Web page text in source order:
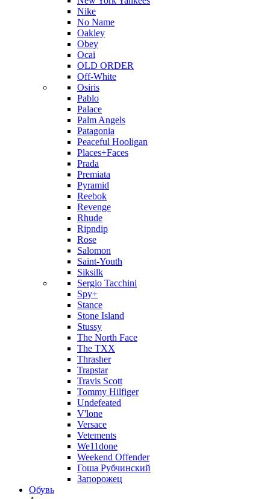
Nike
No Name
Oakley
Obey
Ocai
OLD ORDER
Off-White
Osiris
Pablo
Palace
Palm Angels
Patagonia
Peaceful Hooligan
Places+Faces
Prada
Premiata
Pyramid
Reebok
Revenge
Rhude
Ripndip
Rose
Salomon
Saint-Youth
Siksilk
Sergio Tacchini
Spy+
Stance
Stone Island
Stussy
The North Face
The TXX
Thrasher
Trapstar
Travis Scott
Tommy Hilfiger
Undefeated
V'lone
Versace
Vetements
We11done
Weekend Offender
Гоша Рубчинский
Запорожец
Обувь